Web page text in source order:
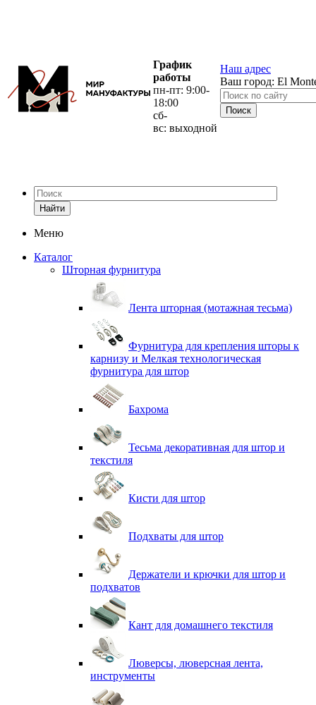
График
работы
пн-пт: 9:00-
18:00
сб-
вс: выходной
Наш адрес
Ваш город: El
Найти
Меню
Каталог
Шторная фурнитура
Лента шторная (мотажная тесьма)
Фурнитура для крепления шторы к
карнизу и Мелкая технологическая
фурнитура для штор
Бахрома
Тесьма декоративная для штор и
текстиля
Кисти для штор
Подхваты для штор
Держатели и крючки для штор и
подхватов
Кант для домашнего текстиля
Люверсы, люверсная лента,
инструменты